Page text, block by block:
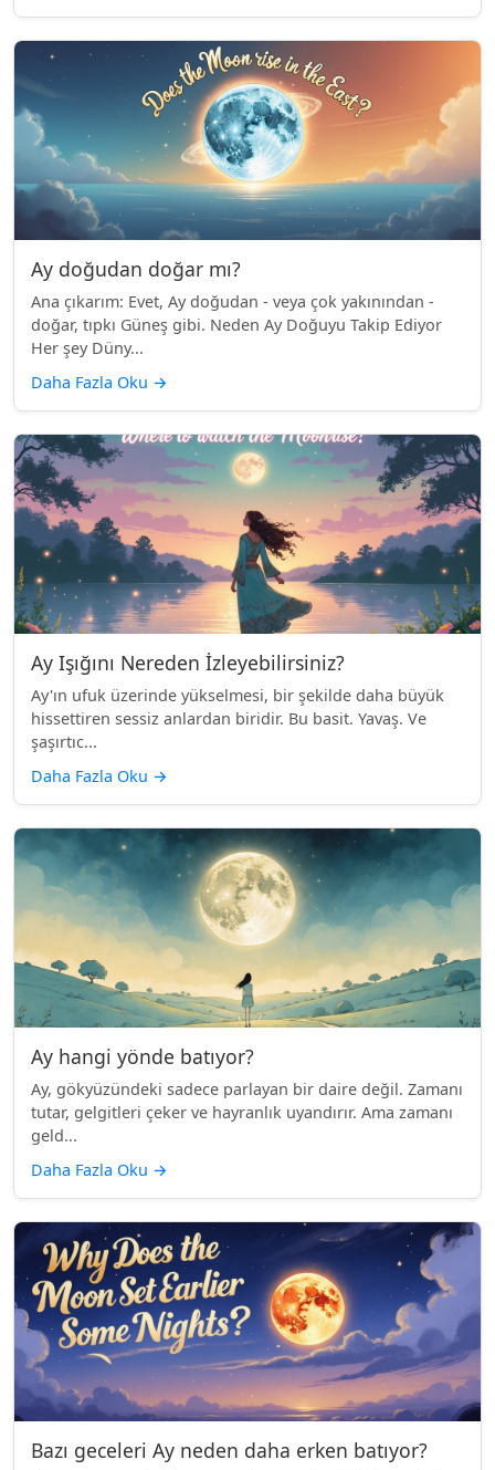
Ay doğudan doğar mı?
Ana çıkarım: Evet, Ay doğudan - veya çok yakınından -
doğar, tıpkı Güneş gibi. Neden Ay Doğuyu Takip Ediyor
Her şey Düny...
Daha Fazla Oku →
Ay Işığını Nereden İzleyebilirsiniz?
Ay'ın ufuk üzerinde yükselmesi, bir şekilde daha büyük
hissettiren sessiz anlardan biridir. Bu basit. Yavaş. Ve
şaşırtıc...
Daha Fazla Oku →
Ay hangi yönde batıyor?
Ay, gökyüzündeki sadece parlayan bir daire değil. Zamanı
tutar, gelgitleri çeker ve hayranlık uyandırır. Ama zamanı
geld...
Daha Fazla Oku →
Bazı geceleri Ay neden daha erken batıyor?